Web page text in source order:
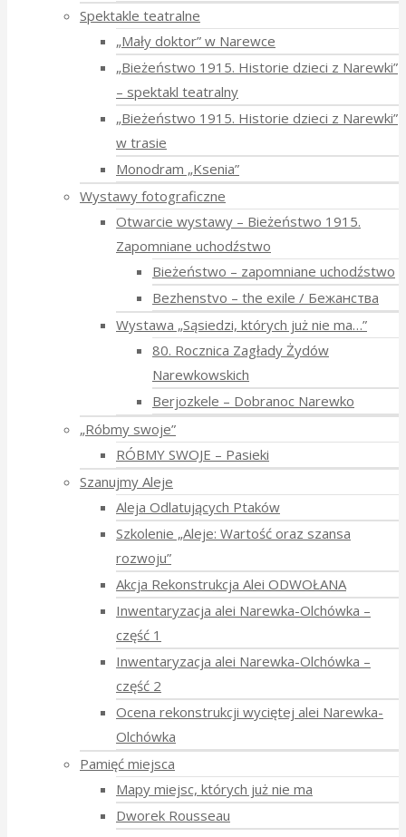
Spektakle teatralne
„Mały doktor” w Narewce
„Bieżeństwo 1915. Historie dzieci z Narewki”
⁠–⁠ spektakl teatralny
„Bieżeństwo 1915. Historie dzieci z Narewki”
w trasie
Monodram „Ksenia”
Wystawy fotograficzne
Otwarcie wystawy – Bieżeństwo 1915.
Zapomniane uchodźstwo
Bieżeństwo – zapomniane uchodźstwo
Bezhenstvo – the exile / Бежанства
Wystawa „Sąsiedzi, których już nie ma…”
80. Rocznica Zagłady Żydów
Narewkowskich
Berjozkele – Dobranoc Narewko
„Róbmy swoje”
RÓBMY SWOJE – Pasieki
Szanujmy Aleje
Aleja Odlatujących Ptaków
Szkolenie „Aleje: Wartość oraz szansa
rozwoju”
Akcja Rekonstrukcja Alei ODWOŁANA
Inwentaryzacja alei Narewka-Olchówka –
część 1
Inwentaryzacja alei Narewka-Olchówka –
część 2
Ocena rekonstrukcji wyciętej alei Narewka-
Olchówka
Pamięć miejsca
Mapy miejsc, których już nie ma
Dworek Rousseau